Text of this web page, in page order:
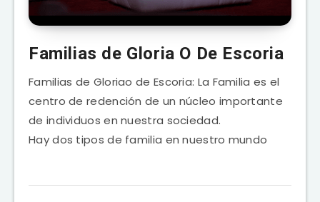
Familias de Gloria O De Escoria
Familias de Gloriao de Escoria: La Familia es el
centro de redención de un núcleo importante
de individuos en nuestra sociedad.
Hay dos tipos de familia en nuestro mundo